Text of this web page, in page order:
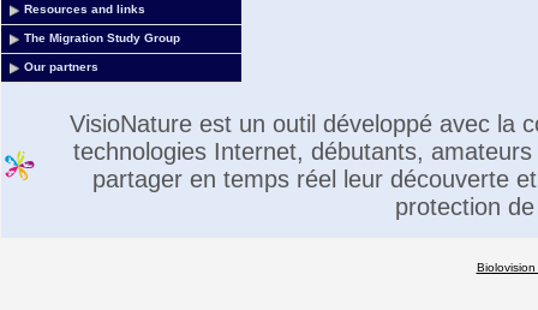
Resources and links
The Migration Study Group
Our partners
VisioNature est un outil développé avec la
technologies Internet, débutants,
partager en temps réel leur découverte
protection
Biolovision